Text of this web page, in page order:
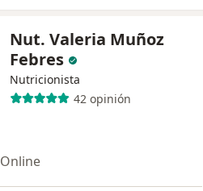
Nut. Valeria Muñoz
Febres
Nutricionista
42 opinión
Online